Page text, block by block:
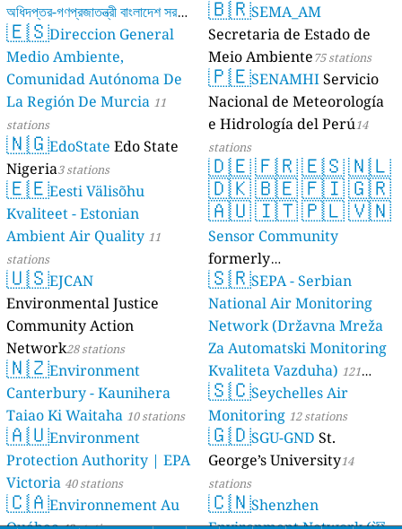
অধিদপ্তর-গণপ্রজাতন্ত্রী বাংলাদেশ সরকার
17 stations
🇪🇸Direccion General
Medio Ambiente,
Comunidad Autónoma De
La Región De Murcia 11
stations
🇳🇬EdoState Edo State
Nigeria3 stations
🇪🇪Eesti Välisõhu
Kvaliteet - Estonian
Ambient Air Quality 11
stations
🇺🇸EJCAN
Environmental Justice
Community Action
Network28 stations
🇳🇿Environment
Canterbury - Kaunihera
Taiao Ki Waitaha 10 stations
🇦🇺Environment
Protection Authority | EPA
Victoria 40 stations
🇨🇦Environnement Au
🇧🇷SEMA_AM
Secretaria de Estado de
Meio Ambiente75 stations
🇵🇪SENAMHIServicio
Nacional de Meteorología
e Hidrología del Perú14
stations
🇩🇪🇫🇷🇪🇸🇳🇱
🇩🇰🇧🇪🇫🇮🇬🇷
🇦🇺🇮🇹🇵🇱🇻🇳
Sensor Community
formerly
luftdaten.info35811 stations
🇸🇷SEPA - Serbian
National Air Monitoring
Network (Državna Mreža
Za Automatski Monitoring
Kvaliteta Vazduha) 121
stations
🇸🇨Seychelles Air
Monitoring 12 stations
🇬🇩SGU-GND St.
George’s University14
stations
🇨🇳Shenzhen